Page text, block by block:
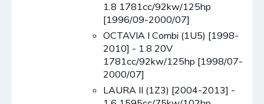
1.8 1781cc/92kw/125hp
[1996/09-2000/07]
OCTAVIA I Combi (1U5) [1998-
2010] - 1.8 20V
1781cc/92kw/125hp [1998/07-
2000/07]
LAURA II (1Z3) [2004-2013] -